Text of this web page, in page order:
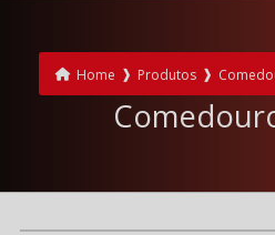
Home ❱ Produtos ❱